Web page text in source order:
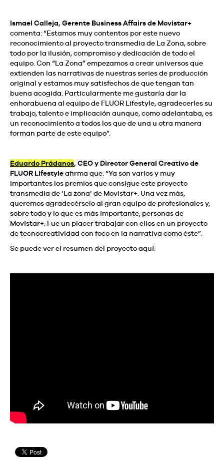
Ismael Calleja, Gerente Business Affairs de Movistar+
comenta: “Estamos muy contentos por este nuevo
reconocimiento al proyecto transmedia de La Zona, sobre
todo por la ilusión, compromiso y dedicación de todo el
equipo. Con “La Zona” empezamos a crear universos que
extienden las narrativas de nuestras series de producción
original y estamos muy satisfechos de que tengan tan
buena acogida. Particularmente me gustaría dar la
enhorabuena al equipo de FLUOR Lifestyle, agradecerles su
trabajo, talento e implicación aunque, como adelantaba, es
un reconocimiento a todos los que de una u otra manera
forman parte de este equipo”.
Eduardo Prádanos, CEO y Director General Creativo de
FLUOR Lifestyleafirma que: “Ya son varios y muy
importantes los premios que consigue este proyecto
transmedia de ‘La zona’ de Movistar+. Una vez más,
queremos agradecérselo al gran equipo de profesionales y,
sobre todo y lo que es más importante, personas de
Movistar+. Fue un placer trabajar con ellos en un proyecto
de tecnocreatividad con foco en la narrativa como éste”.
Se puede ver el resumen del proyecto aquí: